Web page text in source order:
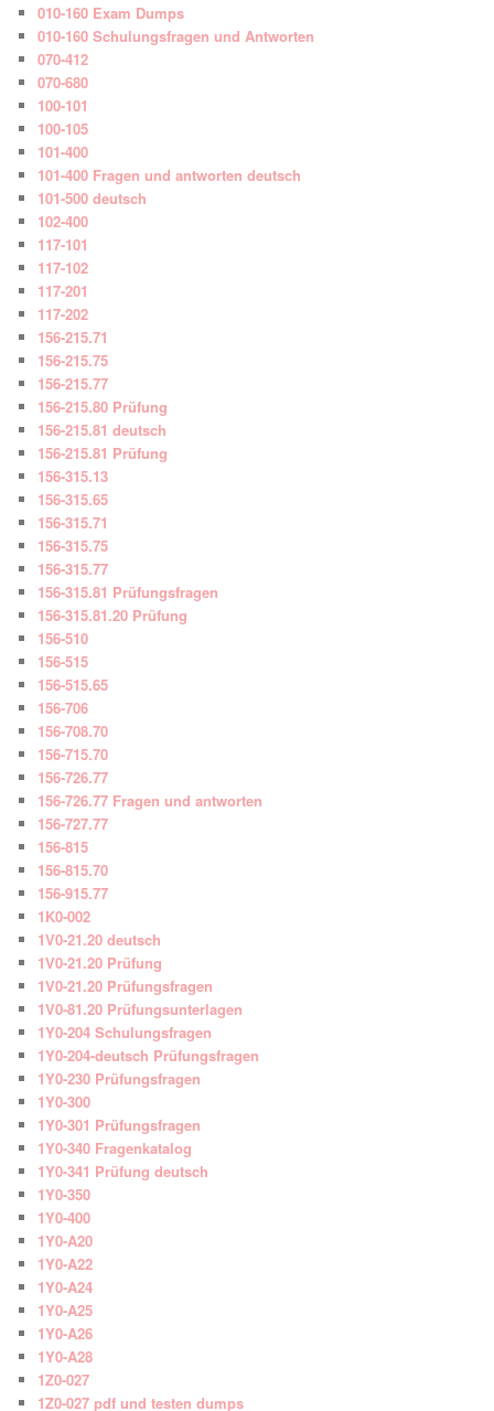
010-160 Exam Dumps
010-160 Schulungsfragen und Antworten
070-412
070-680
100-101
100-105
101-400
101-400 Fragen und antworten deutsch
101-500 deutsch
102-400
117-101
117-102
117-201
117-202
156-215.71
156-215.75
156-215.77
156-215.80 Prüfung
156-215.81 deutsch
156-215.81 Prüfung
156-315.13
156-315.65
156-315.71
156-315.75
156-315.77
156-315.81 Prüfungsfragen
156-315.81.20 Prüfung
156-510
156-515
156-515.65
156-706
156-708.70
156-715.70
156-726.77
156-726.77 Fragen und antworten
156-727.77
156-815
156-815.70
156-915.77
1K0-002
1V0-21.20 deutsch
1V0-21.20 Prüfung
1V0-21.20 Prüfungsfragen
1V0-81.20 Prüfungsunterlagen
1Y0-204 Schulungsfragen
1Y0-204-deutsch Prüfungsfragen
1Y0-230 Prüfungsfragen
1Y0-300
1Y0-301 Prüfungsfragen
1Y0-340 Fragenkatalog
1Y0-341 Prüfung deutsch
1Y0-350
1Y0-400
1Y0-A20
1Y0-A22
1Y0-A24
1Y0-A25
1Y0-A26
1Y0-A28
1Z0-027
1Z0-027 pdf und testen dumps